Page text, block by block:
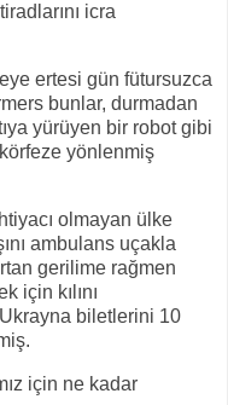
icra
ertesi gün fütursuzca
bunlar, durmadan
yürüyen bir robot gibi
yönlenmiş
olmayan ülke
ambulans uçakla
gerilime rağmen
için kılını
Ukrayna biletlerini 10
için ne kadar